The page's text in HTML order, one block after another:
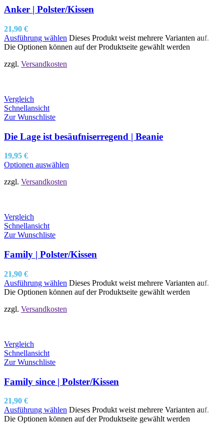
Anker | Polster/Kissen
21,90 €
Ausführung wählen Dieses Produkt weist mehrere Varianten auf.
Die Optionen können auf der Produktseite gewählt werden
zzgl. Versandkosten
Vergleich
Schnellansicht
Zur Wunschliste
Die Lage ist besäufniserregend | Beanie
19,95 €
Optionen auswählen
zzgl. Versandkosten
Vergleich
Schnellansicht
Zur Wunschliste
Family | Polster/Kissen
21,90 €
Ausführung wählen Dieses Produkt weist mehrere Varianten auf.
Die Optionen können auf der Produktseite gewählt werden
zzgl. Versandkosten
Vergleich
Schnellansicht
Zur Wunschliste
Family since | Polster/Kissen
21,90 €
Ausführung wählen Dieses Produkt weist mehrere Varianten auf.
Die Optionen können auf der Produktseite gewählt werden